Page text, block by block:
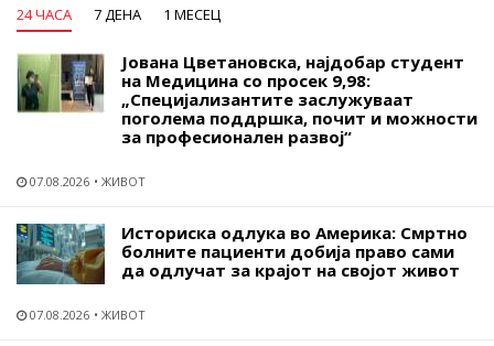
24 ЧАСА 7 ДЕНА 1 МЕСЕЦ
Јована Цветановска, најдобар студент
на Медицина со просек 9,98:
„Специјализантите заслужуваат
поголема поддршка, почит и можности
за професионален развој“
07.08.2026 ЖИВОТ
Историска одлука во Америка: Смртно
болните пациенти добија право сами
да одлучат за крајот на својот живот
07.08.2026 ЖИВОТ